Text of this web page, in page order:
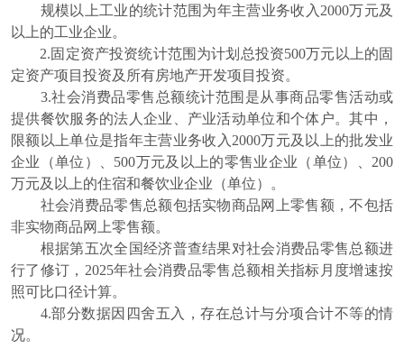
规模以上工业的统计范围为年主营业务收入2000万元及
以上的工业企业。
2.固定资产投资统计范围为计划总投资500万元以上的固
定资产项目投资及所有房地产开发项目投资。
3.社会消费品零售总额统计范围是从事商品零售活动或
提供餐饮服务的法人企业、产业活动单位和个体户。其中，
限额以上单位是指年主营业务收入2000万元及以上的批发业
企业（单位）、500万元及以上的零售业企业（单位）、200
万元及以上的住宿和餐饮业企业（单位）。
社会消费品零售总额包括实物商品网上零售额，不包括
非实物商品网上零售额。
根据第五次全国经济普查结果对社会消费品零售总额进
行了修订，2025年社会消费品零售总额相关指标月度增速按
照可比口径计算。
4.部分数据因四舍五入，存在总计与分项合计不等的情
况。